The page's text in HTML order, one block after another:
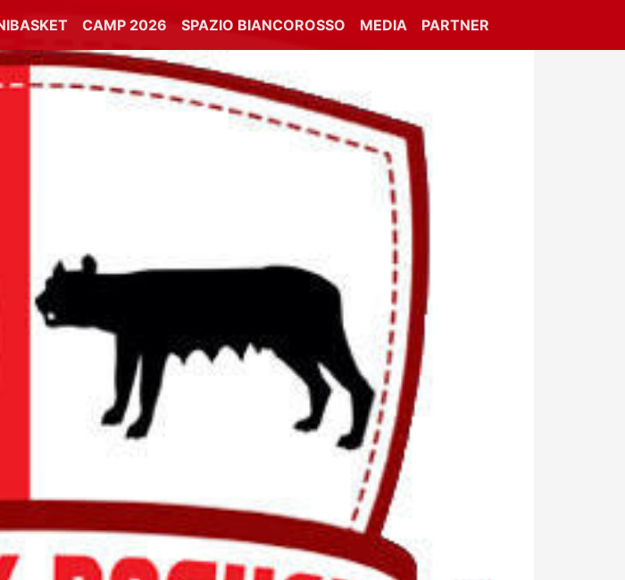
CAMP 2026 SPAZIO BIANCOROSSO MEDIA PARTNER